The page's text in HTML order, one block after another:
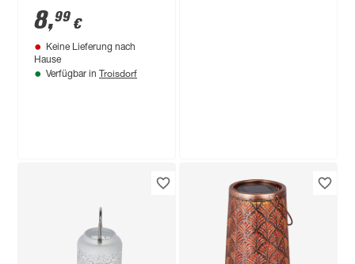
8,99 €
Keine Lieferung nach
Hause
Verfügbar in Troisdorf
LED-Deckenleuchte
'Kaleo' 3400 lm
warmweiß 37,5 x 5,3
x 37,5 cm
,99€